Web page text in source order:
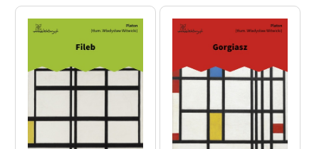
feministycznej
Ręce pełne poezji
Kolekcje edukacyjne
twórców przechodzących
lektur szkolnych oraz
Starego Testamentu